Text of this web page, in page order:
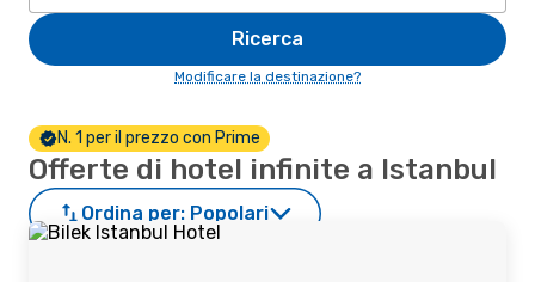
Ricerca
Modificare la destinazione?
N. 1 per il prezzo con Prime
Offerte di hotel infinite a Istanbul
Ordina per: Popolari